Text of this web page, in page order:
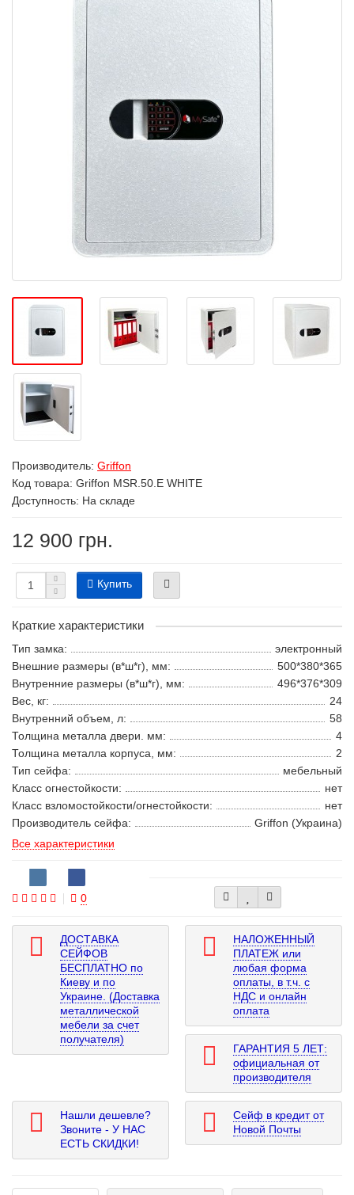
Производитель: Griffon
Код товара: Griffon MSR.50.Е WHITE
Доступность: На складе
12 900 грн.
Купить
Краткие характеристики
Тип замка:
электронный
Внешние размеры (в*ш*г), мм:
500*380*365
Внутренние размеры (в*ш*г), мм:
496*376*309
Вес, кг:
24
Внутренний объем, л:
58
Толщина металла двери. мм:
4
Толщина металла корпуса, мм:
2
Тип сейфа:
мебельный
Класс огнестойкости:
нет
Класс взломостойкости/огнестойкости:
нет
Производитель сейфа:
Griffon (Украина)
Все характеристики
0
ДОСТАВКА
СЕЙФОВ
БЕСПЛАТНО по
Киеву и по
Украине. (Доставка
металлической
мебели за счет
получателя)
НАЛОЖЕННЫЙ
ПЛАТЕЖ или
любая форма
оплаты, в т.ч. с
НДС и онлайн
оплата
ГАРАНТИЯ 5 ЛЕТ:
официальная от
производителя
Нашли дешевле?
Звоните - У НАС
ЕСТЬ СКИДКИ!
Сейф в кредит от
Новой Почты